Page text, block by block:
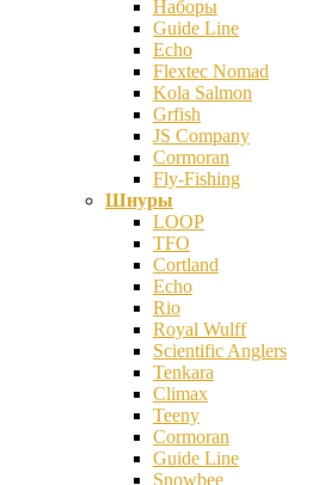
Наборы
Guide Line
Echo
Flextec Nomad
Kola Salmon
Grfish
JS Company
Cormoran
Fly-Fishing
Шнуры
LOOP
TFO
Cortland
Echo
Rio
Royal Wulff
Scientific Anglers
Tenkara
Climax
Teeny
Cormoran
Guide Line
Snowbee